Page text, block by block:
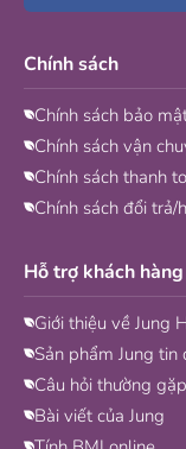
Chính sách
Chính sách bảo
Chính sách vận
Chính sách thanh
Chính sách đổi trả/
Hỗ trợ khách hàng
Giới thiệu về Jung
Sản phẩm Jung tin
Câu hỏi thường gặp
Bài viết của Jung